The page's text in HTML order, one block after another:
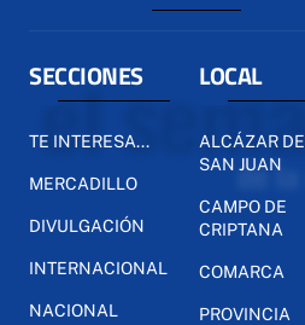
SECCIONES
TE INTERESA...
MERCADILLO
DIVULGACIÓN
INTERNACIONAL
NACIONAL
LOCAL
ALCÁZAR DE
SAN JUAN
CAMPO DE
CRIPTANA
COMARCA
PROVINCIA